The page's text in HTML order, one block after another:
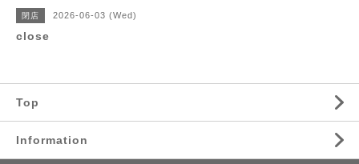
閉店 2026-06-03 (Wed)
close
Top
Information